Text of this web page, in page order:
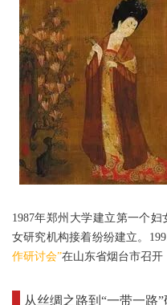
1987年郑州大学建立第一个
女研究机构接着纷纷建立。
作研讨会”在山东省烟台市召开
从丝绸之路到“一带一路”